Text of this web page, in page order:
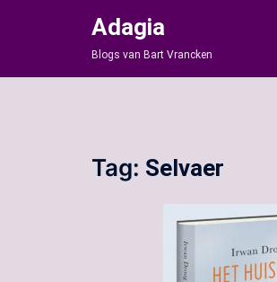
inhoud
Adagia
Blogs van Bart Vrancken
Tag: Selvaer